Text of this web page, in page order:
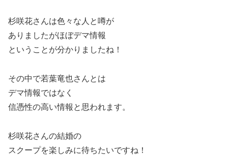
杉咲花さんは色々な人と噂が
ありましたがほぼデマ情報
ということが分かりましたね！
その中で若葉竜也さんとは
デマ情報ではなく
信憑性の高い情報と思われます。
杉咲花さんの結婚の
スクープを楽しみに待ちたいですね！